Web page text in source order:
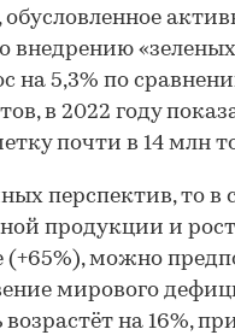
внедрению
на 5,3% по
в 2022 году
почти в 14 млн
перспектив, то в
продукции и
(+65%), можно
мирового
возрастёт на 16%,